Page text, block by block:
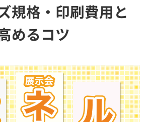
規格・印刷費用と
めるコツ